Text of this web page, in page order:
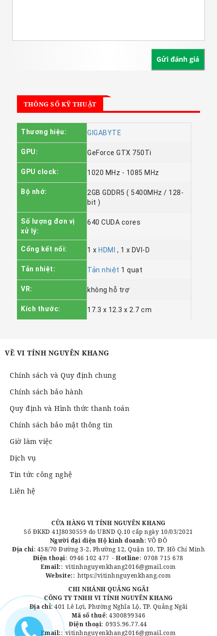
THÔNG SỐ KỸ THUẬT
Thương hiệu: GIGABYTE
GPU: GeForce GTX 750Ti
GPU clock: 1020 MHz - 1085 MHz
Bộ nhớ:
2GB GDDR5 ( 5400MHz / 128-
bit )
Số lượng đơn vị
xử lý:
640 CUDA cores
Cổng kết nối: 1 x HDMI , 1 x DVI-D
Tản nhiệt: Tản nhiệt 1 quạt
VR: không hỗ trợ
Kích thước: 17.3 x 12.3 x 2.7 cm
VỀ VI TÍNH NGUYÊN KHANG
Chính sách và Quy định chung
Chính sách bảo hành
Quy định và Hình thức thanh toán
Chính sách bảo mật thông tin
Giờ làm việc
Dịch vụ
Tin tức công nghệ
Liên hệ
CỬA HÀNG VI TÍNH NGUYÊN KHANG
Số ĐKKD 41J8030559 do UBND Q.10 cấp ngày 10/03/2021
Người đại diện Hộ kinh doanh: VÕ ĐÔ
Địa chỉ: 458/70 Đường 3-2, Phường 12, Quận 10, TP. Hồ Chí Minh
Điện thoại: 0946 102 477 - Hotline: 0708 715 678
Email:: vitinhnguyenkhang2016@gmail.com
Website:: https://vitinhnguyenkhang.com
CHI NHÁNH QUẢNG NGÃI
CÔNG TY TNHH VI TÍNH NGUYÊN KHANG
Địa chỉ: 401 Lê Lợi, Phường Nghĩa Lộ, TP. Quảng Ngãi
Mã số thuế: 4300899346
Điện thoại: 0935.96.77.44
Email:: vitinhnguyenkhang2016@gmail.com